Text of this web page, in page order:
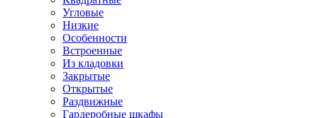
Угловые
Низкие
Особенности
Встроенные
Из кладовки
Закрытые
Открытые
Раздвижные
Гардеробные шкафы